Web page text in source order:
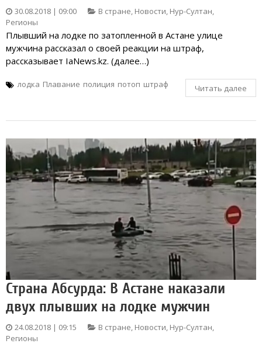
30.08.2018 | 09:00 В стране, Новости, Нур-Султан,
Регионы
Плывший на лодке по затопленной в Астане улице
мужчина рассказал о своей реакции на штраф,
рассказывает IaNews.kz. (далее…)
лодка Плавание полиция потоп штраф Читать далее
Страна Абсурда: В Астане наказали
двух плывших на лодке мужчин
24.08.2018 | 09:15 В стране Новости Нур-Султан
Регионы